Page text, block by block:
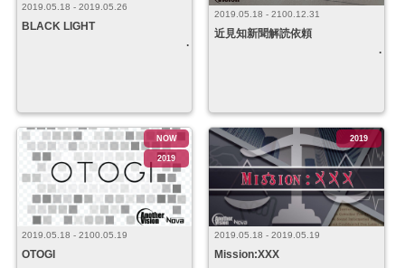
2019.05.18 - 2019.05.26
BLACK LIGHT
2019.05.18 - 2100.12.31
近見知新聞解読依頼
2019.05.18 - 2100.05.19
OTOGI
NOW
2019
2019.05.18 - 2019.05.19
Mission:XXX
2019